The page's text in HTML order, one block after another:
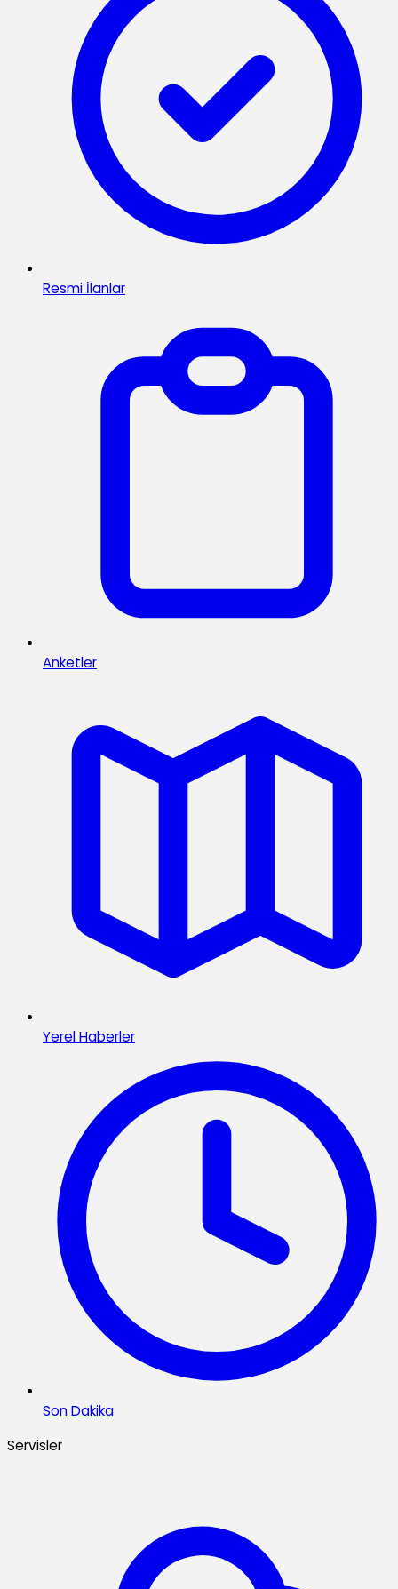
Resmi İlanlar
Anketler
Yerel Haberler
Son Dakika
Servisler